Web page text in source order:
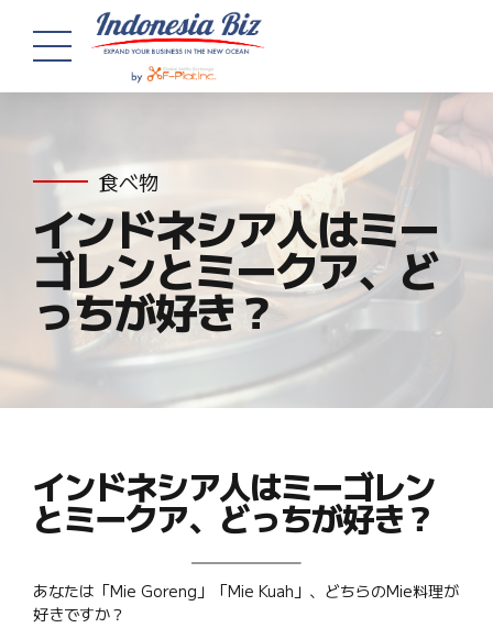
食べ物
インドネシア人はミー
ゴレンとミークア、ど
っちが好き？
インドネシア人はミーゴレン
とミークア、どっちが好き？
あなたは「Mie Goreng」「Mie Kuah」、どちらのMie料理が
好きですか？